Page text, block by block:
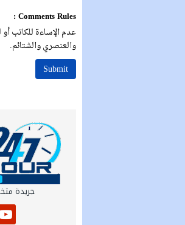
Comments Rules :
عدم الإساءة للكاتب
والعنصري والشتائم.
جريدة